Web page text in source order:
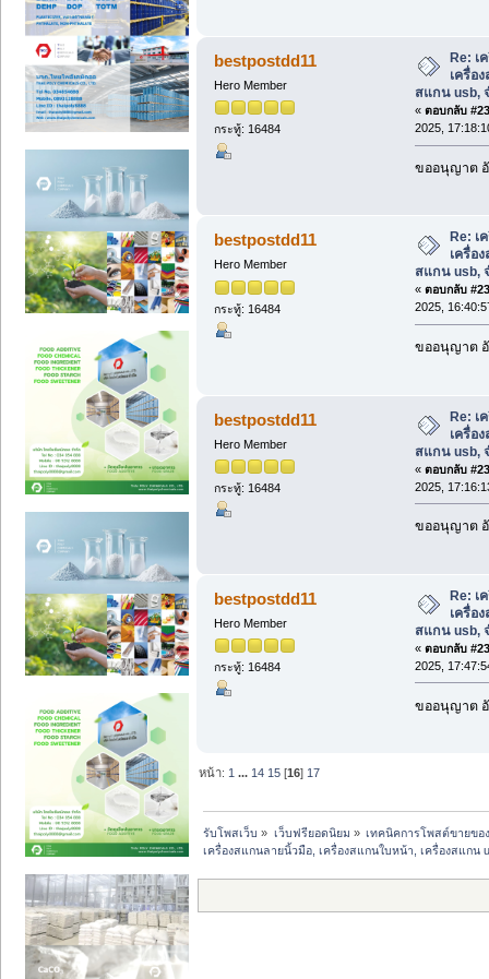
bestpostdd11
Hero Member
กระทู้: 16484
Re: เ
เครื่อ
สแกน usb,
« ตอบกลับ
2025,
ขออนุญาต
bestpostdd11
Hero Member
กระทู้: 16484
Re: เ
เครื่อ
สแกน usb,
« ตอบกลับ
2025,
ขออนุญาต
bestpostdd11
Hero Member
กระทู้: 16484
Re: เ
เครื่อ
สแกน usb,
« ตอบกลับ
2025,
ขออนุญาต
bestpostdd11
Hero Member
กระทู้: 16484
Re: เ
เครื่อ
สแกน usb,
« ตอบกลับ
2025,
ขออนุญาต
หน้า: 1 ... 14 15 [16] 17
รับโพสเว็บ » เว็บฟรียอดนิยม » เทคนิคการโพสต์ขายของ
เครื่องสแกนลายนิ้วมือ, เครื่องสแกนใบหน้า, เครื่องสแกน